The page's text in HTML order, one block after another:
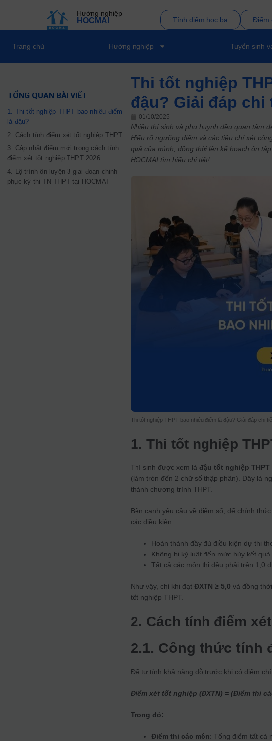
Hướng nghiệp
HOCMAI Tính điểm học bạ Điểm
Trang chủ Hướng nghiệp Tuyển sinh
TỔNG QUAN BÀI VIẾT
1. Thi tốt nghiệp THPT bao nhiêu điểm
là đậu?
2. Cách tính điểm xét tốt nghiệp THPT
3. Cập nhật điểm mới trong cách tính
điểm xét tốt nghiệp THPT 2026
4. Lộ trình ôn luyện 3 giai đoạn chinh
phục kỳ thi TN THPT tại HOCMAI
Thi tốt nghiệp
đậu? Giải đáp chi
01/10/2025
Nhiều thí sinh và phụ huynh đều quan tâm
Hiểu rõ ngưỡng điểm và các tiêu chí xét
quả của mình, đồng thời lên kế hoạch ôn
HOCMAI tìm hiểu chi tiết!
Thi tốt nghiệp THPT bao nhiêu điểm là đậu? Giải đáp chi
1. Thi tốt nghiệp
Thí sinh được xem là đậu tốt nghiệp THPT
(làm tròn đến 2 chữ số thập phân). Đây là
thành chương trình THPT.
Bên cạnh yêu cầu về điểm số, để chính
các điều kiện:
Hoàn thành đầy đủ điều kiện dự thi
Không bị kỷ luật đến mức hủy kết quả
Tất cả các môn thi đều phải trên 1,0
Như vậy, chỉ khi đạtĐXTN ≥ 5,0 và đồng
tốt nghiệp THPT.
2. Cách tính điểm
2.1. Công thức tính
Để tự tính khả năng đỗ trước khi có điểm
Điểm xét tốt nghiệp (ĐXTN) = (Điểm thi
Trong đó:
Điểm thi các môn: Tổng điểm tất cả